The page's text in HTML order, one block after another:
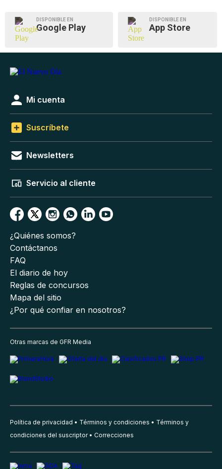
DISPONIBLE EN
Google Play
DISPONIBLE EN
App Store
Mi cuenta
Suscríbete
Newsletters
Servicio al cliente
¿Quiénes somos?
Contáctanos
FAQ
El diario de hoy
Reglas de concursos
Mapa del sitio
¿Por qué confiar en nosotros?
Otras marcas de GFR Media
Política de privacidad Términos y condiciones
Términos y
condiciones del suscriptor
Correcciones